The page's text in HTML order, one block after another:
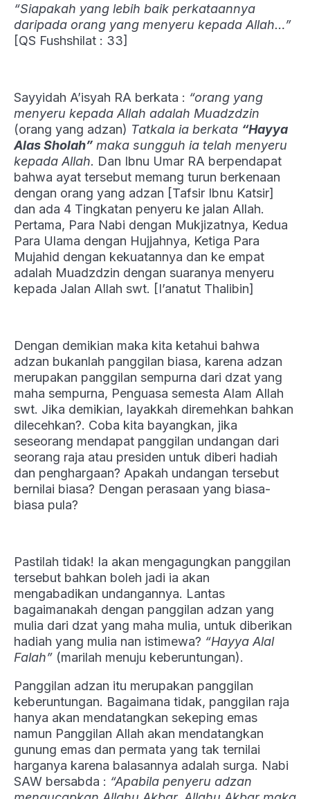
“Siapakah yang lebih baik perkataannya
daripada orang yang menyeru kepada Allah…”
[QS Fushshilat : 33]
Sayyidah A’isyah RA berkata : “orang yang
menyeru kepada Allah adalah Muadzdzin
(orang yang adzan) Tatkala ia berkata “Hayya
Alas Sholah” maka sungguh ia telah menyeru
kepada Allah. Dan Ibnu Umar RA berpendapat
bahwa ayat tersebut memang turun berkenaan
dengan orang yang adzan [Tafsir Ibnu Katsir]
dan ada 4 Tingkatan penyeru ke jalan Allah.
Pertama, Para Nabi dengan Mukjizatnya, Kedua
Para Ulama dengan Hujjahnya, Ketiga Para
Mujahid dengan kekuatannya dan ke empat
adalah Muadzdzin dengan suaranya menyeru
kepada Jalan Allah swt. [I’anatut Thalibin]
Dengan demikian maka kita ketahui bahwa
adzan bukanlah panggilan biasa, karena adzan
merupakan panggilan sempurna dari dzat yang
maha sempurna, Penguasa semesta Alam Allah
swt. Jika demikian, layakkah diremehkan bahkan
dilecehkan?. Coba kita bayangkan, jika
seseorang mendapat panggilan undangan dari
seorang raja atau presiden untuk diberi hadiah
dan penghargaan? Apakah undangan tersebut
bernilai biasa? Dengan perasaan yang biasa-
biasa pula?
Pastilah tidak! Ia akan mengagungkan panggilan
tersebut bahkan boleh jadi ia akan
mengabadikan undangannya. Lantas
bagaimanakah dengan panggilan adzan yang
mulia dari dzat yang maha mulia, untuk diberikan
hadiah yang mulia nan istimewa? “Hayya Alal
Falah” (marilah menuju keberuntungan).
Panggilan adzan itu merupakan panggilan
keberuntungan. Bagaimana tidak, panggilan raja
hanya akan mendatangkan sekeping emas
namun Panggilan Allah akan mendatangkan
gunung emas dan permata yang tak ternilai
harganya karena balasannya adalah surga. Nabi
SAW bersabda : “Apabila penyeru adzan